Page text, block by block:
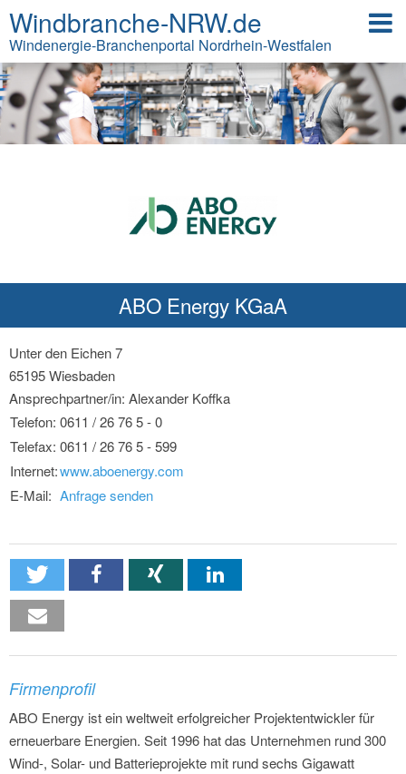
Windbranche-NRW.de
Windenergie-Branchenportal Nordrhein-Westfalen
ABO Energy KGaA
Unter den Eichen 7
65195 Wiesbaden
Ansprechpartner/in: Alexander Koffka
Telefon: 0611 / 26 76 5 - 0
Telefax: 0611 / 26 76 5 - 599
Internet:www.aboenergy.com
E-Mail: Anfrage senden
Firmenprofil
ABO Energy ist ein weltweit erfolgreicher Projektentwickler für
erneuerbare Energien. Seit 1996 hat das Unternehmen rund 300
Wind-, Solar- und Batterieprojekte mit rund sechs Gigawatt